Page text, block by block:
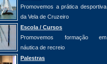
Promovemos a prática desportiva
da Vela de Cruzeiro
Escola / Cursos
Promovemos formação em
náutica de recreio
Palestras